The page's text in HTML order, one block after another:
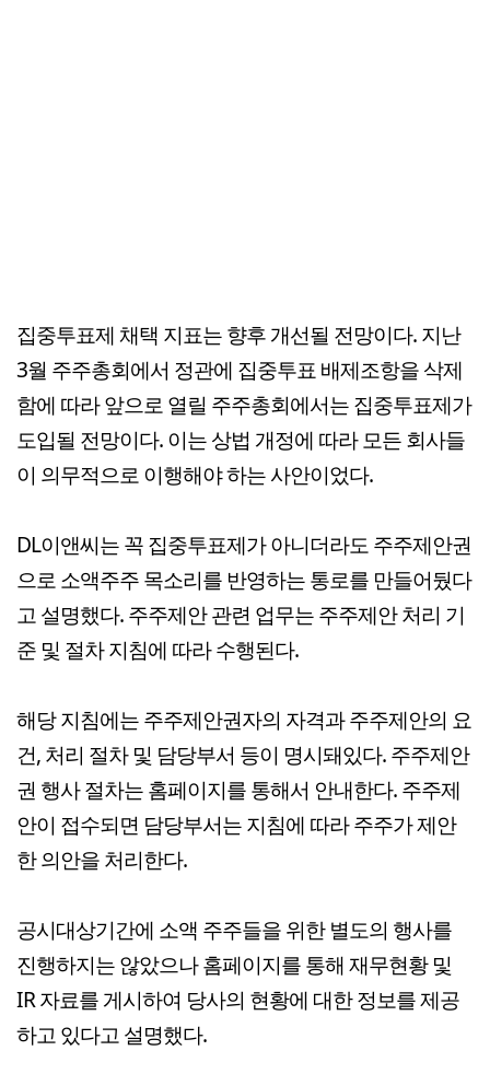
집중투표제 채택 지표는 향후 개선될 전망이다. 지난
3월 주주총회에서 정관에 집중투표 배제조항을 삭제
함에 따라 앞으로 열릴 주주총회에서는 집중투표제가
도입될 전망이다. 이는 상법 개정에 따라 모든 회사들
이 의무적으로 이행해야 하는 사안이었다.
DL이앤씨는 꼭 집중투표제가 아니더라도 주주제안권
으로 소액주주 목소리를 반영하는 통로를 만들어뒀다
고 설명했다. 주주제안 관련 업무는 주주제안 처리 기
준 및 절차 지침에 따라 수행된다.
해당 지침에는 주주제안권자의 자격과 주주제안의 요
건, 처리 절차 및 담당부서 등이 명시돼있다. 주주제안
권 행사 절차는 홈페이지를 통해서 안내한다. 주주제
안이 접수되면 담당부서는 지침에 따라 주주가 제안
한 의안을 처리한다.
공시대상기간에 소액 주주들을 위한 별도의 행사를
진행하지는 않았으나 홈페이지를 통해 재무현황 및
IR 자료를 게시하여 당사의 현황에 대한 정보를 제공
하고 있다고 설명했다.